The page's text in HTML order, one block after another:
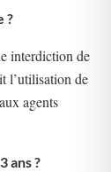
?
interdiction de
l’utilisation de
agents
ans ?